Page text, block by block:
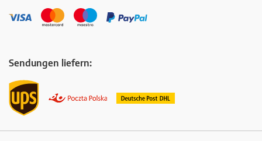
Sendungen liefern: